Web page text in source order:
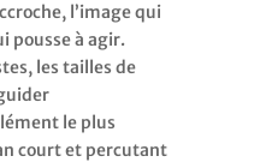
l’image qui
pousse à agir.
les tailles de
le plus
court et percutant